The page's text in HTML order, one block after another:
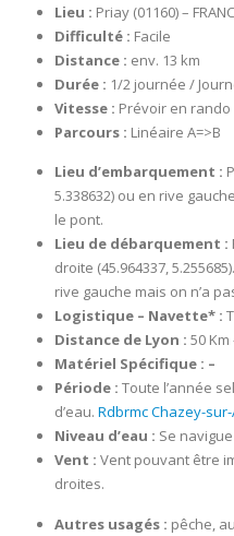
Lieu : Priay (01160) –
Difficulté : Facile
Distance : env. 13 km
Durée : 1/2 journée /
Vitesse : Prévoir en
Parcours : Linéaire A=>B
Lieu d’embarquement :
5.338632) ou en rive
le pont.
Lieu de débarquement :
droite (45.964337,
rive gauche mais on n’a
Logistique – Navette* :
Distance de Lyon : 50
Matériel Spécifique : –
Période : Toute l’année
d’eau. Rdbrmc Chazey-sur-
Niveau d’eau : Se
Vent : Vent pouvant être
droites.
Autres usagés : pêche,